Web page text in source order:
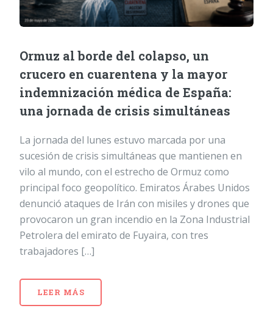
Ormuz al borde del colapso, un
crucero en cuarentena y la mayor
indemnización médica de España:
una jornada de crisis simultáneas
La jornada del lunes estuvo marcada por una
sucesión de crisis simultáneas que mantienen en
vilo al mundo, con el estrecho de Ormuz como
principal foco geopolítico. Emiratos Árabes Unidos
denunció ataques de Irán con misiles y drones que
provocaron un gran incendio en la Zona Industrial
Petrolera del emirato de Fuyaira, con tres
trabajadores […]
LEER MÁS